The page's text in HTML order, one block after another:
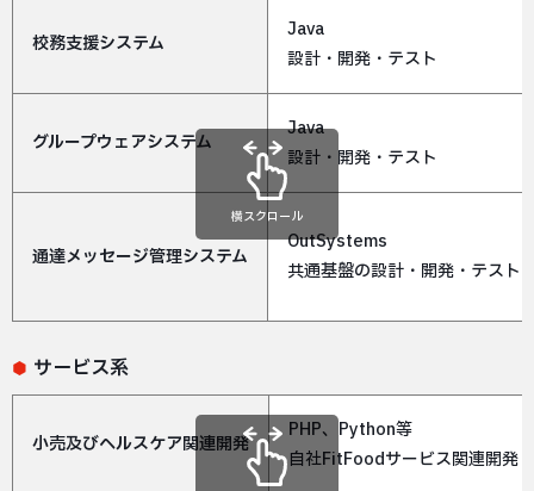
校務支援システム
Java
設計・開発・テスト
グループウェアシステム
Java
設計・開発・テスト
通達メッセージ管理システム
OutSystems
共通基盤の設計・開発・テスト
横スクロール
サービス系
小売及びヘルスケア関連開発
PHP、Python等
自社FitFoodサービス関連開発